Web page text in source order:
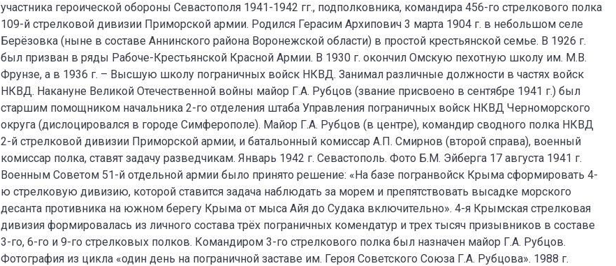
участника героической обороны Севастополя 1941-1942 гг., подполковника, командира 456-го стрелкового полка
109-й стрелковой дивизии Приморской армии. Родился Герасим Архипович 3 марта 1904 г. в небольшом селе
Берёзовка (ныне в составе Аннинского района Воронежской области) в простой крестьянской семье. В 1926 г.
был призван в ряды Рабоче-Крестьянской Красной Армии. В 1930 г. окончил Омскую пехотную школу им. М.В.
Фрунзе, а в 1936 г. – Высшую школу пограничных войск НКВД. Занимал различные должности в частях войск
НКВД. Накануне Великой Отечественной войны майор Г.А. Рубцов (звание присвоено в сентябре 1941 г.) был
старшим помощником начальника 2-го отделения штаба Управления пограничных войск НКВД Черноморского
округа (дислоцировался в городе Симферополе). Майор Г.А. Рубцов (в центре), командир сводного полка НКВД
2-й стрелковой дивизии Приморской армии, и батальонный комиссар А.П. Смирнов (второй справа), военный
комиссар полка, ставят задачу разведчикам. Январь 1942 г. Севастополь. Фото Б.М. Эйберга 17 августа 1941 г.
Военным Советом 51-й отдельной армии было принято решение: «На базе погранвойск Крыма сформировать 4-
ю стрелковую дивизию, которой ставится задача наблюдать за морем и препятствовать высадке морского
десанта противника на южном берегу Крыма от мыса Айя до Судака включительно». 4-я Крымская стрелковая
дивизия формировалась из личного состава трёх пограничных комендатур и трех тысяч призывников в составе
3-го, 6-го и 9-го стрелковых полков. Командиром 3-го стрелкового полка был назначен майор Г.А. Рубцов.
Фотография из цикла «один день на пограничной заставе им. Героя Советского Союза Г.А. Рубцова». 1988 г.